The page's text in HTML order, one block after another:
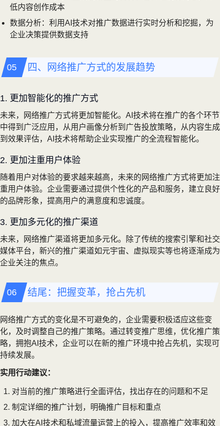
低内容创作成本
数据分析：利用AI技术对推广数据进行实时分析和挖掘，为
企业决策提供数据支持
四、网络推广方式的发展趋势
1. 更加智能化的推广方式
未来，网络推广方式将更加智能化。AI技术将在推广的各个环节
中得到广泛应用，从用户画像分析到广告投放策略，从内容生成
到效果评估，AI技术将帮助企业实现推广的全流程智能化。
2. 更加注重用户体验
随着用户对体验的要求越来越高，未来的网络推广方式将更加注
重用户体验。企业需要通过提供个性化的产品和服务，建立良好
的品牌形象，提高用户的满意度和忠诚度。
3. 更加多元化的推广渠道
未来，网络推广渠道将更加多元化。除了传统的搜索引擎和社交
媒体平台，新兴的推广渠道如元宇宙、虚拟现实等也将逐渐成为
企业关注的焦点。
结尾：把握变革，抢占先机
网络推广方式的变化是不可避免的，企业需要积极适应这些变
化，及时调整自己的推广策略。通过转变推广思维，优化推广策
略，拥抱AI技术，企业可以在新的推广环境中抢占先机，实现可
持续发展。
实用行动建议：
对当前的推广策略进行全面评估，找出存在的问题和不足
制定详细的推广计划，明确推广目标和重点
加大在AI技术和私域流量运营上的投入，提高推广效率和效